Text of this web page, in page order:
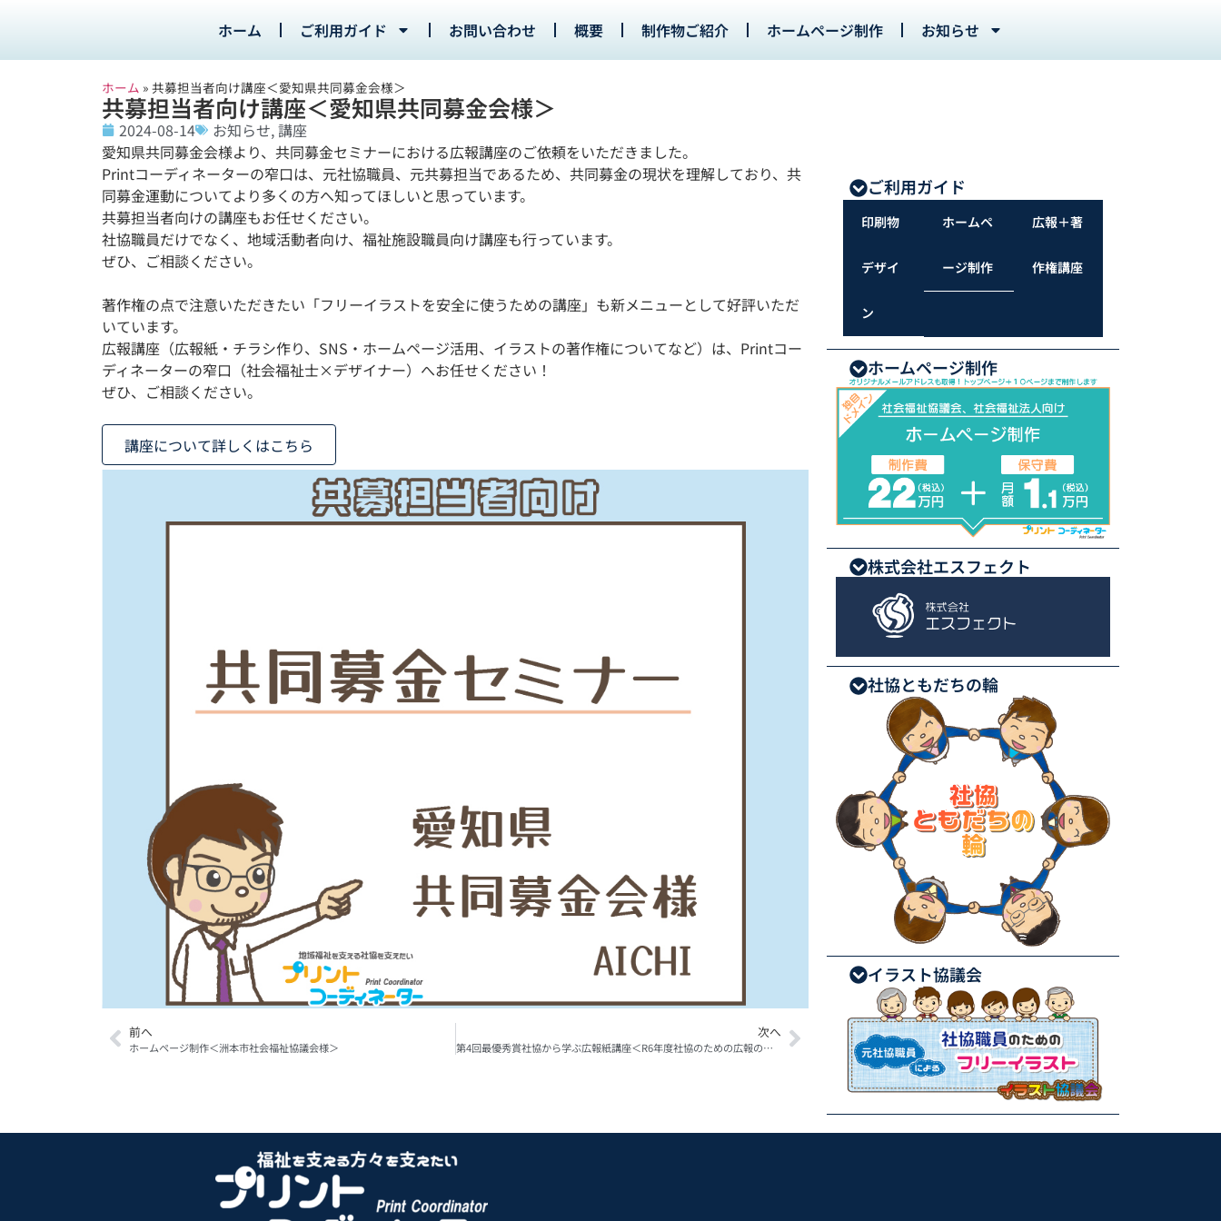
ホーム ご利用ガイド お問い合わせ 概要 制作物ご紹介 ホームページ制作 お知らせ
ホーム » 共募担当者向け講座＜愛知県共同募金会様＞
共募担当者向け講座＜愛知県共同募金会様＞
2024-08-14 お知らせ,講座
愛知県共同募金会様より、共同募金セミナーにおける広報講座のご依頼をいただきました。
Printコーディネーターの窄口は、元社協職員、元共募担当であるため、共同募金の現状を理解しており、共
同募金運動についてより多くの方へ知ってほしいと思っています。
共募担当者向けの講座もお任せください。
社協職員だけでなく、地域活動者向け、福祉施設職員向け講座も行っています。
ぜひ、ご相談ください。
著作権の点で注意いただきたい「フリーイラストを安全に使うための講座」も新メニューとして好評いただ
いています。
広報講座（広報紙・チラシ作り、SNS・ホームページ活用、イラストの著作権についてなど）は、Printコー
ディネーターの窄口（社会福祉士×デザイナー）へお任せください！
ぜひ、ご相談ください。
講座について詳しくはこちら
前へ
ホームページ制作＜洲本市社会福祉協議会様＞
次へ
第4回最優秀賞社協から学ぶ広報紙講座＜R6年度社協のための広報のチカラ講座＞
ご利用ガイド
印刷物
デザイ
ン
ホームペ
ージ制作
広報＋著
作権講座
ホームページ制作
株式会社エスフェクト
社協ともだちの輪
イラスト協議会